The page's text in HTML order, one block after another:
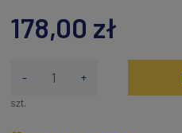
178,00 zł
- +
szt.